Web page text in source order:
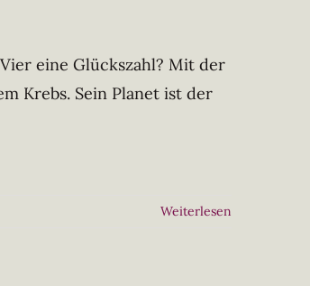
eine Glückszahl? Mit der
Krebs. Sein Planet ist der
Weiterlesen